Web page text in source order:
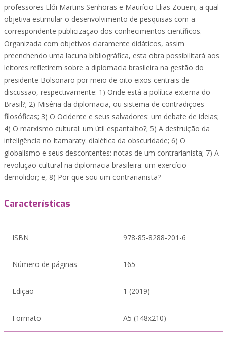
professores Elói Martins Senhoras e Maurício Elias Zouein, a qual
objetiva estimular o desenvolvimento de pesquisas com a
correspondente publicização dos conhecimentos científicos.
Organizada com objetivos claramente didáticos, assim
preenchendo uma lacuna bibliográfica, esta obra possibilitará aos
leitores refletirem sobre a diplomacia brasileira na gestão do
presidente Bolsonaro por meio de oito eixos centrais de
discussão, respectivamente: 1) Onde está a política externa do
Brasil?; 2) Miséria da diplomacia, ou sistema de contradições
filosóficas; 3) O Ocidente e seus salvadores: um debate de ideias;
4) O marxismo cultural: um útil espantalho?; 5) A destruição da
inteligência no Itamaraty: dialética da obscuridade; 6) O
globalismo e seus descontentes: notas de um contrarianista; 7) A
revolução cultural na diplomacia brasileira: um exercício
demolidor; e, 8) Por que sou um contrarianista?
Características
ISBN 978-85-8288-201-6
Número de páginas 165
Edição 1 (2019)
Formato A5 (148x210)